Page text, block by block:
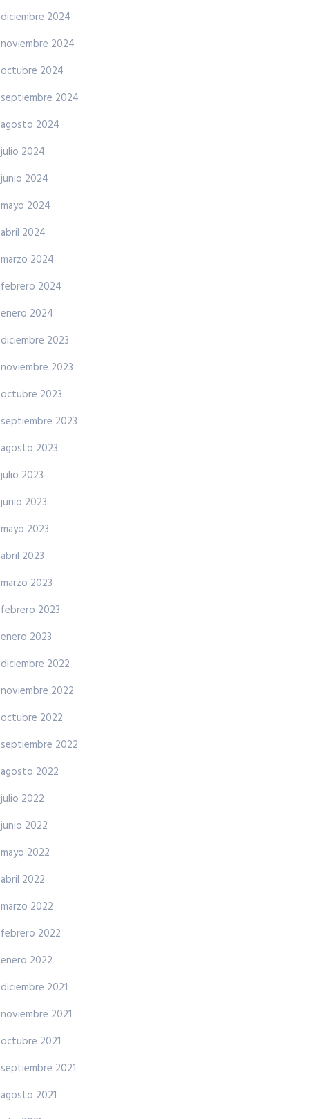
diciembre 2024
noviembre 2024
octubre 2024
septiembre 2024
agosto 2024
julio 2024
junio 2024
mayo 2024
abril 2024
marzo 2024
febrero 2024
enero 2024
diciembre 2023
noviembre 2023
octubre 2023
septiembre 2023
agosto 2023
julio 2023
junio 2023
mayo 2023
abril 2023
marzo 2023
febrero 2023
enero 2023
diciembre 2022
noviembre 2022
octubre 2022
septiembre 2022
agosto 2022
julio 2022
junio 2022
mayo 2022
abril 2022
marzo 2022
febrero 2022
enero 2022
diciembre 2021
noviembre 2021
octubre 2021
septiembre 2021
agosto 2021